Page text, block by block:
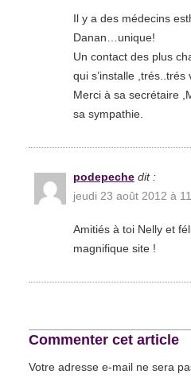
Il y a des médecins
Danan…unique!
Un contact des plus
qui s’installe ,trés..trés
Merci à sa secrétaire
sa sympathie.
podepeche dit :
jeudi 23 août 2012 à
Amitiés à toi Nelly et
magnifique site !
Commenter cet article
Votre adresse e-mail ne sera